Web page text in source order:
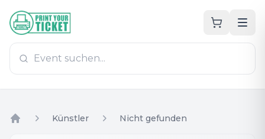
Zum Hauptinhalt
PrintYourTicket
Künstler Nicht gefunden